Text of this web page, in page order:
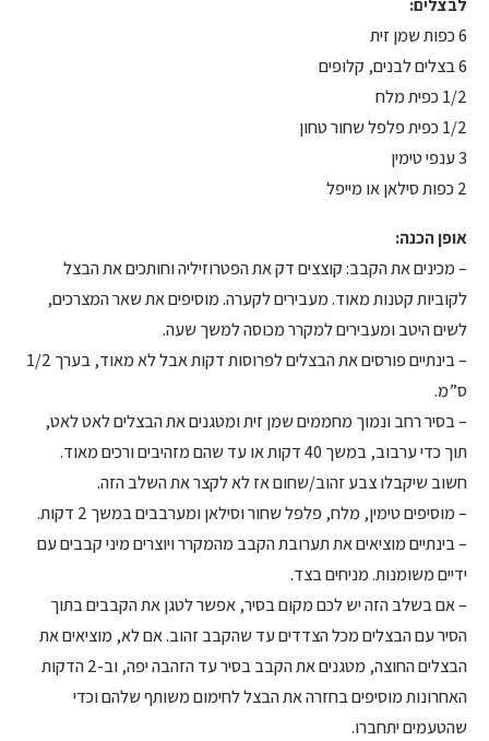
לבצלים:
6 כפות שמן זית
6 בצלים לבנים, קלופים
1/2 כפית מלח
1/2 כפית פלפל שחור טחון
3 ענפי טימין
2 כפות סילאן או מייפל
אופן הכנה:
– מכינים את הקבב: קוצצים דק את הפטרוזיליה וחותכים את הבצל
לקוביות קטנות מאוד. מעבירים לקערה. מוסיפים את שאר המצרכים,
לשים היטב ומעבירים למקרר מכוסה למשך שעה.
– בינתיים פורסים את הבצלים לפרוסות דקות אבל לא מאוד, בערך 1/2
ס”מ.
– בסיר רחב ונמוך מחממים שמן זית ומטגנים את הבצלים לאט לאט,
תוך כדי ערבוב, במשך 40 דקות או עד שהם מזהיבים ורכים מאוד.
חשוב שיקבלו צבע זהוב/שחום אז לא לקצר את השלב הזה.
– מוסיפים טימין, מלח, פלפל שחור וסילאן ומערבבים במשך 2 דקות.
– בינתיים מוציאים את תערובת הקבב מהמקרר ויוצרים מיני קבבים עם
ידיים משומנות. מניחים בצד.
– אם בשלב הזה יש לכם מקום בסיר, אפשר לטגן את הקבבים בתוך
הסיר עם הבצלים מכל הצדדים עד שהקבב זהוב. אם לא, מוציאים את
הבצלים החוצה, מטגנים את הקבב בסיר עד הזהבה יפה, וב-2 הדקות
האחרונות מוסיפים בחזרה את הבצל לחימום משותף שלהם וכדי
שהטעמים יתחברו.